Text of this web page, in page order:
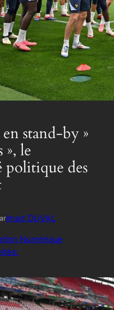
stand-by »
», le
des
Imad DUVAL
Numérique